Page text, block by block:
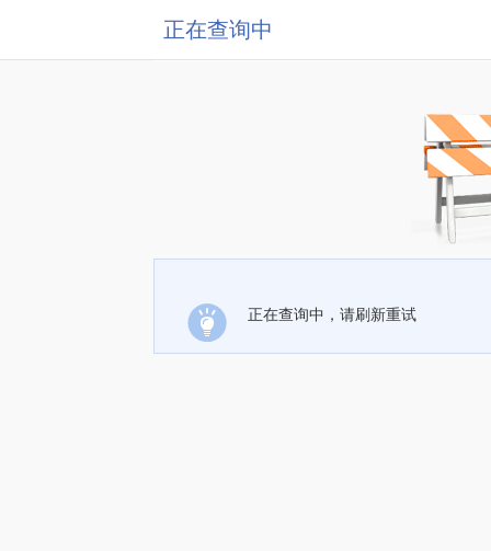
正在查询中
正在查询中，请刷新重试